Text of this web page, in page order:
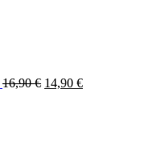
16,90€ 14,90 €